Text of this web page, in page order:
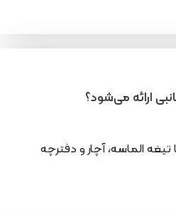
الماسه، آچار و دفترچه